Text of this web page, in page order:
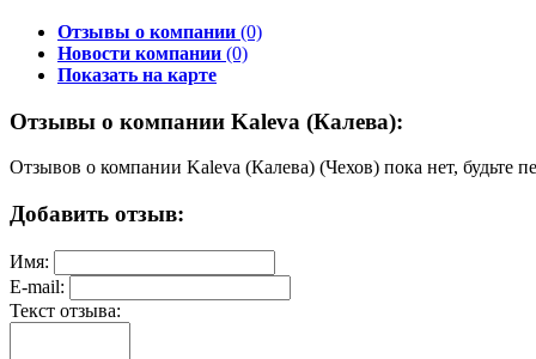
Отзывы о компании (0)
Новости компании (0)
Показать на карте
Отзывы о компании Kaleva (Калева):
Отзывов о компании Kaleva (Калева) (Чехов) пока нет, будьте
Добавить отзыв:
Имя:
E-mail:
Текст отзыва: